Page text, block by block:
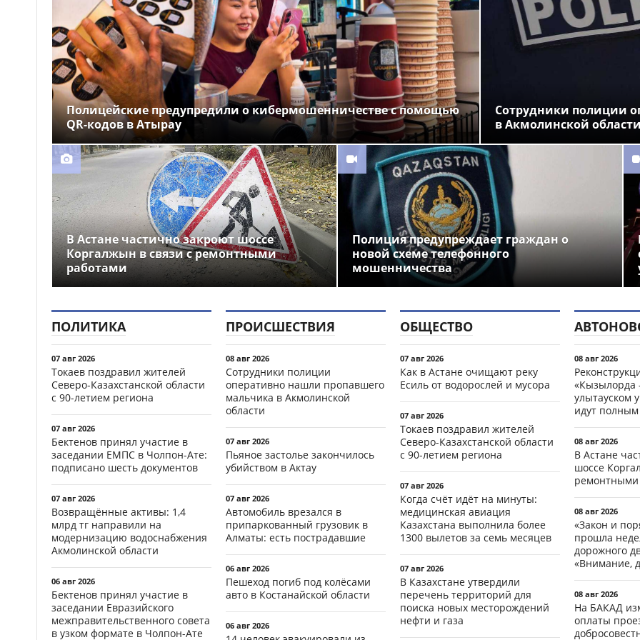
укрепляет позиции на
мировом рынке благодаря
премиальному качеству
09:47
В Костанайской области
состоялось открытие
обновленного вокзала
Аркалыка
09:25
В Астане заместитель
министра обороны проверил
ход приемной кампании в
военном колледже
Полицейские предупредили о кибермошенничестве с помощью
QR-кодов в Атырау
Сотрудники полиции
в Акмолинской
В Астане частично закроют шоссе
Коргалжын в связи с ремонтными
работами
Полиция предупреждает граждан о
новой схеме телефонного
мошенничества
ПОЛИТИКА
07 авг 2026
Токаев поздравил жителей
Северо-Казахстанской области
с 90-летием региона
07 авг 2026
Бектенов принял участие в
заседании ЕМПС в Чолпон-Ате:
подписано шесть документов
07 авг 2026
Возвращённые активы: 1,4
млрд тг направили на
модернизацию водоснабжения
Акмолинской области
06 авг 2026
Бектенов принял участие в
заседании Евразийского
межправительственного совета
в узком формате в Чолпон-Ате
ПРОИСШЕСТВИЯ
08 авг 2026
Сотрудники полиции
оперативно нашли пропавшего
мальчика в Акмолинской
области
07 авг 2026
Пьяное застолье закончилось
убийством в Актау
07 авг 2026
Автомобиль врезался в
припаркованный грузовик в
Алматы: есть пострадавшие
06 авг 2026
Пешеход погиб под колёсами
авто в Костанайской области
06 авг 2026
ОБЩЕСТВО
07 авг 2026
Как в Астане очищают реку
Есиль от водорослей и мусора
07 авг 2026
Токаев поздравил жителей
Северо-Казахстанской области
с 90-летием региона
07 авг 2026
Когда счёт идёт на минуты:
медицинская авиация
Казахстана выполнила более
1300 вылетов за семь месяцев
07 авг 2026
В Казахстане утвердили
перечень территорий для
поиска новых месторождений
нефти и газа
08 авг 2026
«Кызылорда
улытауском
идут
08 авг 2026
В Астане
шоссе
08 авг 2026
«Закон и
прошла
дорожного
«Внимание,
08 авг 2026
На БАКАД
оплаты